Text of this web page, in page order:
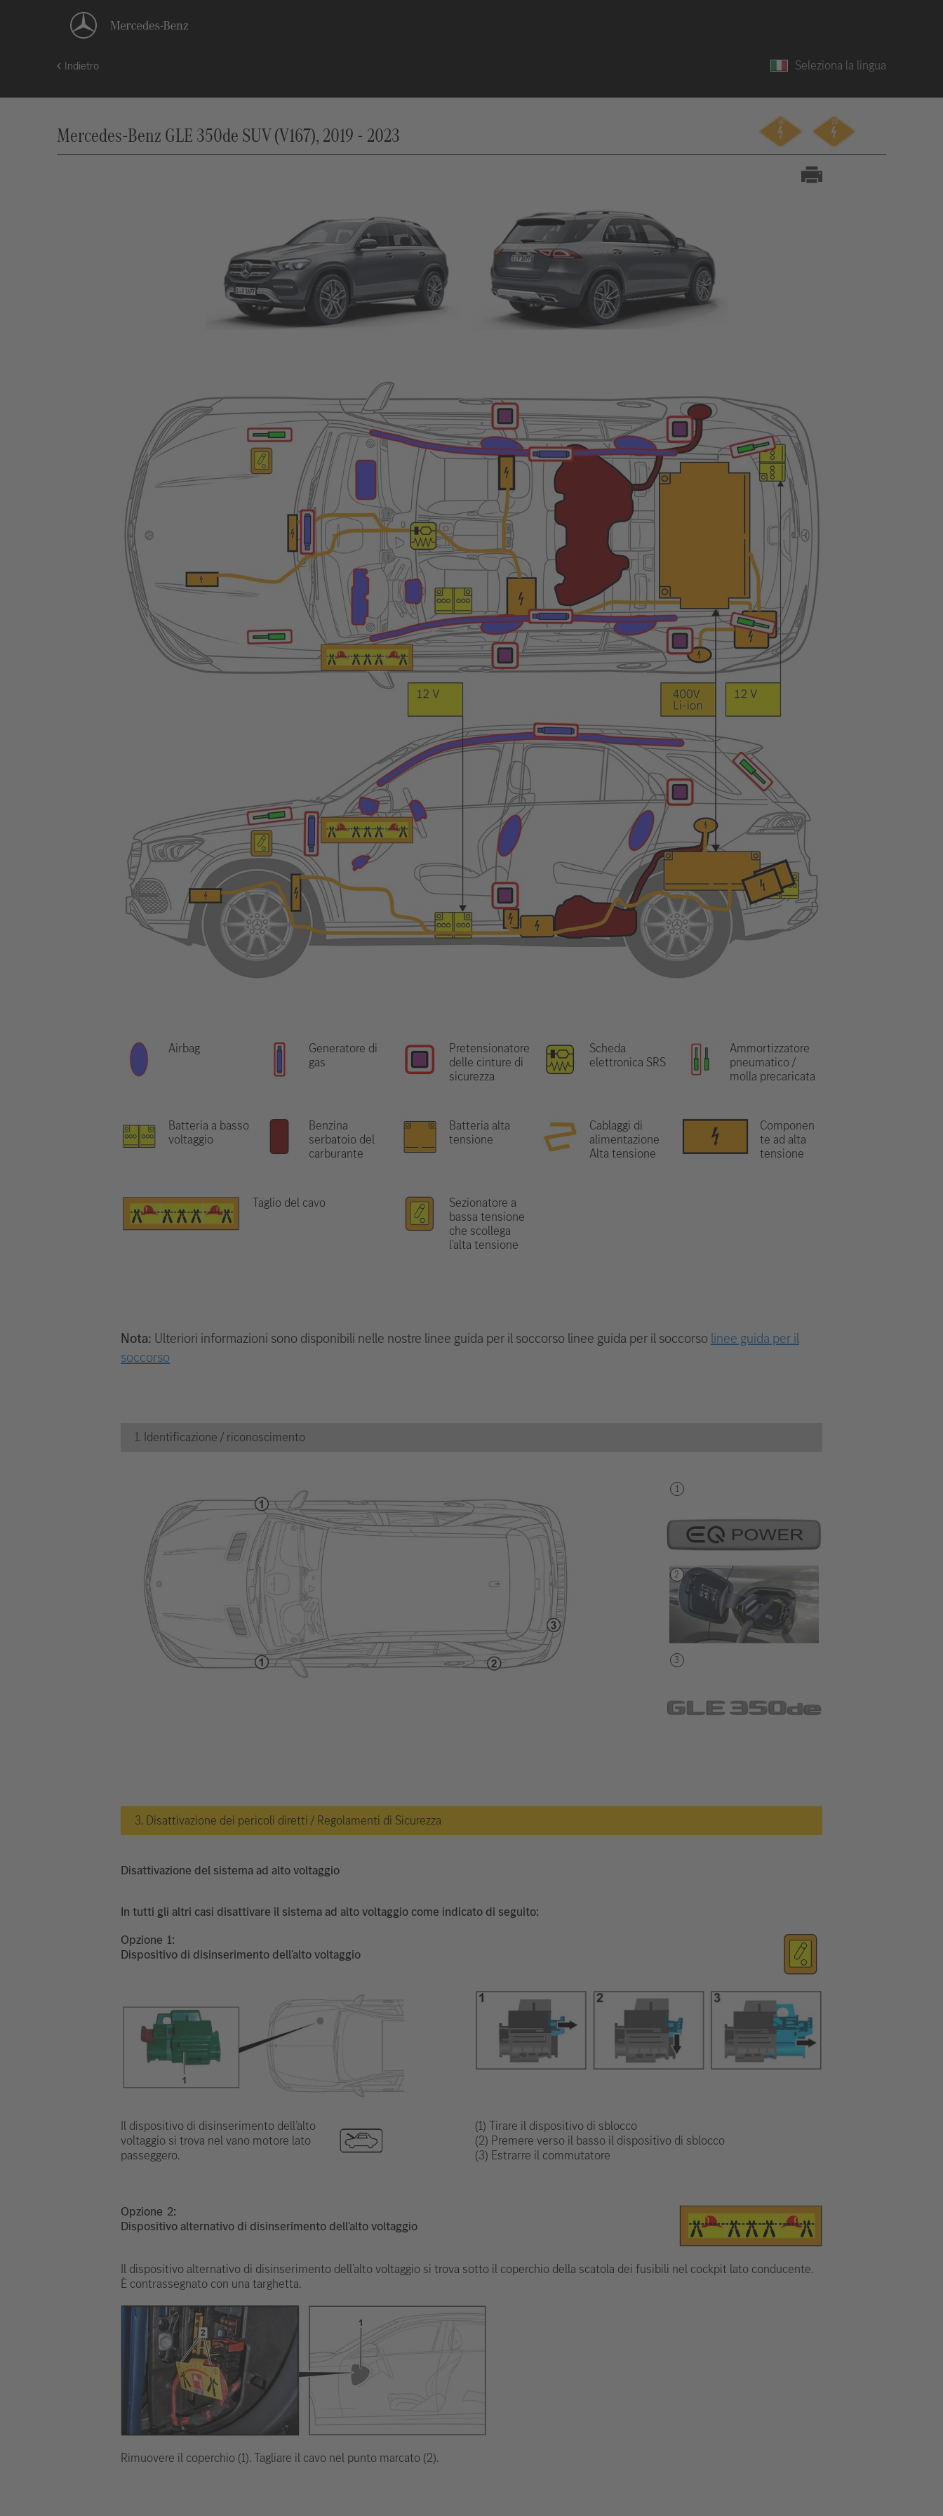
Indietro Seleziona la lingua
Mercedes-Benz GLE 350de SUV (V167), 2019 - 2023
Airbag
Generatore di
gas
Pretensionatore
delle cinture di
sicurezza
Scheda
elettronica SRS
Ammortizzatore
pneumatico /
molla precaricata
Batteria a basso
voltaggio
Benzina
serbatoio del
carburante
Batteria alta
tensione
Cablaggi di
alimentazione
Alta tensione
Componen
te ad alta
tensione
Taglio del cavo
Sezionatore a
bassa tensione
che scollega
l'alta tensione
Nota: Ulteriori informazioni sono disponibili nelle nostre linee guida per il soccorso linee guida per il soccorso linee guida per il
soccorso
1. Identificazione / riconoscimento
3. Disattivazione dei pericoli diretti / Regolamenti di Sicurezza
Disattivazione del sistema ad alto voltaggio
In tutti gli altri casi disattivare il sistema ad alto voltaggio come indicato di seguito:
Opzione
Dispositivo di disinserimento dell'alto voltaggio
Il dispositivo di disinserimento dell’alto
voltaggio si trova nel vano motore lato
passeggero.
(1) Tirare il dispositivo di sblocco
(2) Premere verso il basso il dispositivo di sblocco
(3) Estrarre il commutatore
Opzione
Dispositivo alternativo di disinserimento dell'alto voltaggio
Il dispositivo alternativo di disinserimento dell'alto voltaggio si trova sotto il coperchio della scatola dei fusibili nel cockpit lato conducente.
È contrassegnato con una targhetta.
Rimuovere il coperchio (1). Tagliare il cavo nel punto marcato (2).